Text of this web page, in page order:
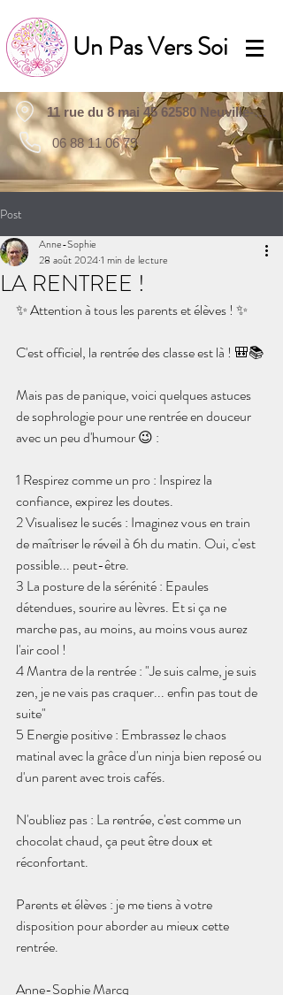
Un Pas Vers Soi
11 rue du 8 mai 45 62580 Neuville-Saint-Vaast
06 88 11 06 79
Post
LA RENTREE !
Anne-Sophie
28 août 20241 min de lecture
✨ Attention à tous les parents et élèves ! ✨
C'est officiel, la rentrée des classe est là ! 🎒📚
Mais pas de panique, voici quelques astuces
de sophrologie pour une rentrée en douceur
avec un peu d'humour 😉 :
1 Respirez comme un pro : Inspirez la
confiance, expirez les doutes.
2 Visualisez le sucés : Imaginez vous en train
de maîtriser le réveil à 6h du matin. Oui, c'est
possible... peut-être.
3 La posture de la sérénité : Epaules
détendues, sourire au lèvres. Et si ça ne
marche pas, au moins, au moins vous aurez
l'air cool !
4 Mantra de la rentrée : "Je suis calme, je suis
zen, je ne vais pas craquer... enfin pas tout de
suite"
5 Energie positive : Embrassez le chaos
matinal avec la grâce d'un ninja bien reposé ou
d'un parent avec trois cafés.
N'oubliez pas : La rentrée, c'est comme un
chocolat chaud, ça peut être doux et
réconfortant.
Parents et élèves : je me tiens à votre
disposition pour aborder au mieux cette
rentrée.
Anne-Sophie Marcq